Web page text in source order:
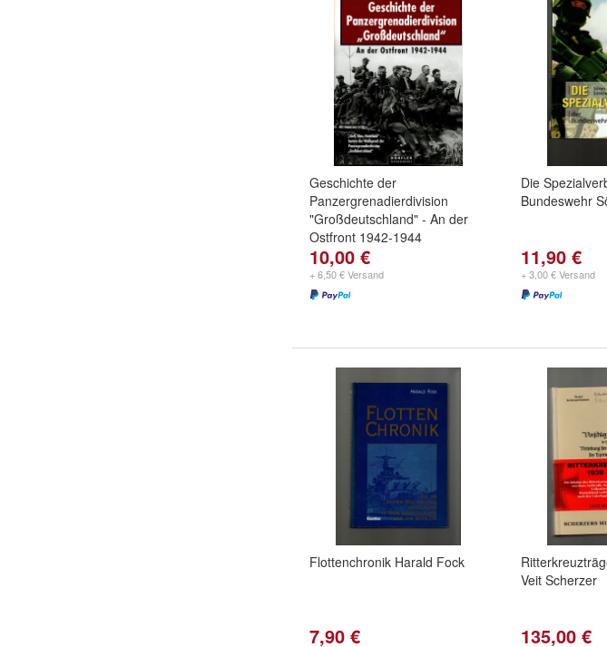
Geschichte der
Panzergrenadierdivision
"Großdeutschland" - An der
Ostfront 1942-1944
10,00 €
+ 6,50 € Versand
Die
Bundeswehr
11,90 €
+ 3,00 € Versand
Flottenchronik Harald Fock
7,90 €
Veit Scherzer
135,00 €